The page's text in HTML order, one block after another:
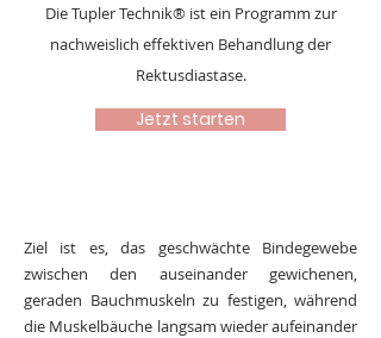
Die Tupler Technik® ist ein Programm zur
nachweislich effektiven Behandlung der
Rektusdiastase.
Jetzt starten
Ziel ist es, das geschwächte Bindegewebe
zwischen den auseinander gewichenen,
geraden Bauchmuskeln zu festigen, während
die Muskelbäuche langsam wieder aufeinander